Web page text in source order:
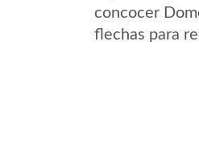
concocer
flechas para